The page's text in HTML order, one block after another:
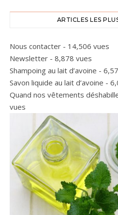
ARTICLES LES
Nous contacter - 14,506 vues
Newsletter - 8,878 vues
Shampoing au lait d’avoine -
Savon liquide au lait d’avoine -
Quand nos vêtements
vues